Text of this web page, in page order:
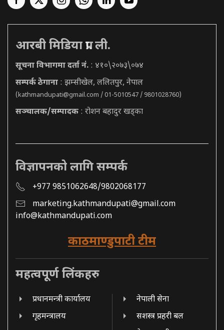
आरबी मिडिया प्रा. ली.
सूचना विभागमा दर्ता नं. : ४१०\२०७३\०७४
सम्पर्क ठेगाना : झम्सीखेल, ललितपुर, नेपाल
(kathmandupati@gmail.com / 01-5010547 / 9801028760)
सञ्चालक/सम्पादक : रोशन बहादुर खड्का
विज्ञापनको लागि सम्पर्क
+977 9851062648/9802068177
marketing.kathmandupati@gmail.com
info@kathmandupati.com
काठमाण्डुपाटी टीम
महत्वपूर्ण लिंकहरु
प्रधानमन्त्री कार्यालय
गृहमन्त्रालय
नेपाली सेना
सशस्त्र प्रहरी बल